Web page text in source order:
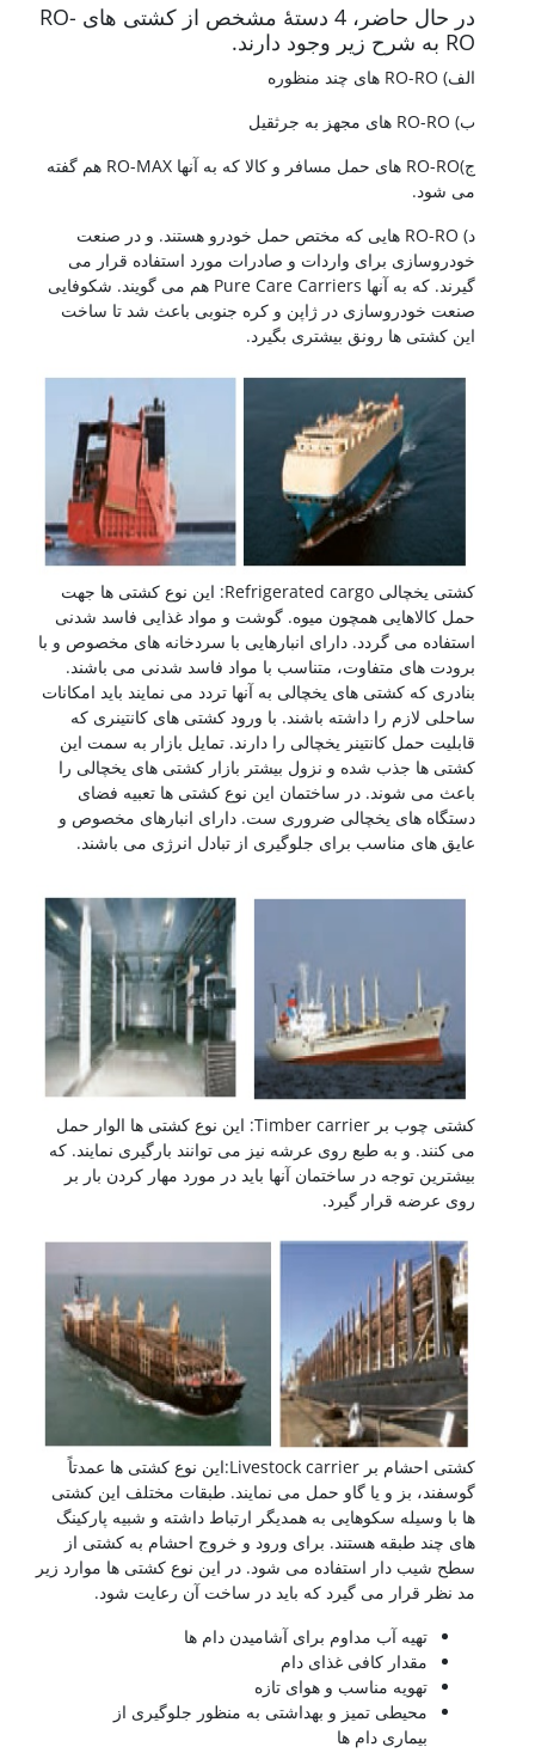
در حال حاضر، 4 دستۀ مشخص از کشتی های RO-
RO به شرح زیر وجود دارند.
الف) RO-RO های چند منظوره
ب) RO-RO های مجهز به جرثقیل
ج)RO-RO های حمل مسافر و کالا که به آنها RO-MAX هم گفته
می شود.
د) RO-RO هایی که مختص حمل خودرو هستند. و در صنعت
خودروسازی برای واردات و صادرات مورد استفاده قرار می
گیرند. که به آنها Pure Care Carriers هم می گویند. شکوفایی
صنعت خودروسازی در ژاپن و کره جنوبی باعث شد تا ساخت
این کشتی ها رونق بیشتری بگیرد.
کشتی یخچالی Refrigerated cargo: این نوع کشتی ها جهت
حمل کالاهایی همچون میوه. گوشت و مواد غذایی فاسد شدنی
استفاده می گردد. دارای انبارهایی با سردخانه های مخصوص و با
برودت های متفاوت، متناسب با مواد فاسد شدنی می باشند.
بنادری که کشتی های یخچالی به آنها تردد می نمایند باید امکانات
ساحلی لازم را داشته باشند. با ورود کشتی های کانتینری که
قابلیت حمل کانتینر یخچالی را دارند. تمایل بازار به سمت این
کشتی ها جذب شده و نزول بیشتر بازار کشتی های یخچالی را
باعث می شوند. در ساختمان این نوع کشتی ها تعبیه فضای
دستگاه های یخچالی ضروری ست. دارای انبارهای مخصوص و
عایق های مناسب برای جلوگیری از تبادل انرژی می باشند.
کشتی چوب بر Timber carrier: این نوع کشتی ها الوار حمل
می کنند. و به طبع روی عرشه نیز می توانند بارگیری نمایند. که
بیشترین توجه در ساختمان آنها باید در مورد مهار کردن بار بر
روی عرضه قرار گیرد.
کشتی احشام بر Livestock carrier:این نوع کشتی ها عمدتاً
گوسفند، بز و یا گاو حمل می نمایند. طبقات مختلف این کشتی
ها با وسیله سکوهایی به همدیگر ارتباط داشته و شبیه پارکینگ
های چند طبقه هستند. برای ورود و خروج احشام به کشتی از
سطح شیب دار استفاده می شود. در این نوع کشتی ها موارد زیر
مد نظر قرار می گیرد که باید در ساخت آن رعایت شود.
تهیه آب مداوم برای آشامیدن دام ها
مقدار کافی غذای دام
تهویه مناسب و هوای تازه
محیطی تمیز و بهداشتی به منظور جلوگیری از
بیماری دام ها